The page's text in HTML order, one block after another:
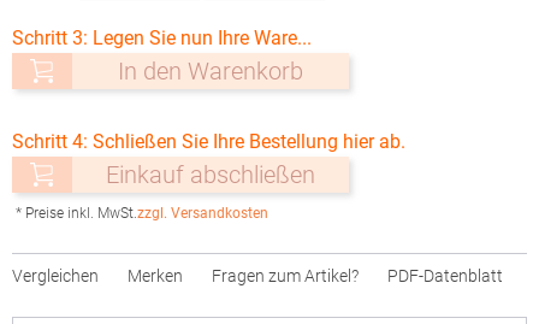
Schritt 3: Legen Sie nun Ihre Ware...
In den Warenkorb
Schritt 4: Schließen Sie Ihre Bestellung hier ab.
Einkauf abschließen
* Preise inkl. MwSt.zzgl. Versandkosten
Vergleichen Merken Fragen zum Artikel? PDF-Datenblatt